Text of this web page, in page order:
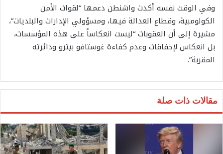
وفي الوقت نفسه أكدت واشنطن دعمها “لقوات الأمن
الكولومبية، وقطاع العدالة فيها، ومسؤولي الإدارات والبلديات”،
مشيرة إلى أن العقوبات “ليست انعكاساً على هذه المؤسسات،
بل انعكاس لإخفاقات وعدم كفاءة غوستافو بيترو ودائرته
المقربة”.
مقالات ذات صلة